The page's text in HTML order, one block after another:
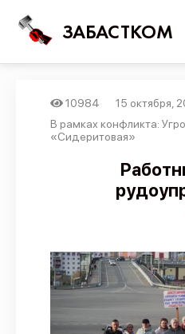
ЗАБАСТКОМ
Карта
Предложить
10984
15 октября,
В рамках конфликта:
«Сидеритовая»